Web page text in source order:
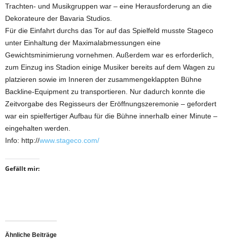
Trachten- und Musikgruppen war – eine Herausforderung an die
Dekorateure der Bavaria Studios.
Für die Einfahrt durchs das Tor auf das Spielfeld musste Stageco
unter Einhaltung der Maximalabmessungen eine
Gewichtsminimierung vornehmen. Außerdem war es erforderlich,
zum Einzug ins Stadion einige Musiker bereits auf dem Wagen zu
platzieren sowie im Inneren der zusammengeklappten Bühne
Backline-Equipment zu trans­portieren. Nur dadurch konnte die
Zeitvorgabe des Regisseurs der Eröffnungszeremonie – gefordert
war ein spielfertiger Aufbau für die Bühne innerhalb einer Minute –
eingehalten werden.
Info: http://www.stageco.com/
Gefällt mir:
Ähnliche Beiträge